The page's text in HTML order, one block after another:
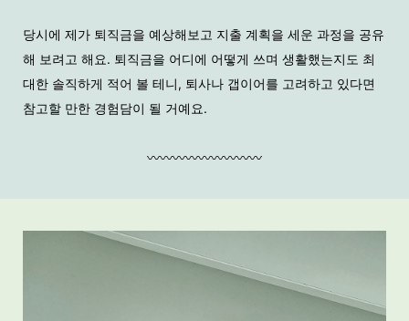
당시에 제가 퇴직금을 예상해보고 지출 계획을 세운 과정을 공유
해 보려고 해요. 퇴직금을 어디에 어떻게 쓰며 생활했는지도 최
대한 솔직하게 적어 볼 테니, 퇴사나 갭이어를 고려하고 있다면
참고할 만한 경험담이 될 거예요.
〰️〰️〰️〰️〰️〰️〰️〰️〰️